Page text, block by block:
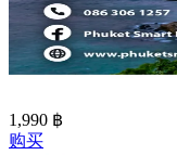
1,990 ฿
购买